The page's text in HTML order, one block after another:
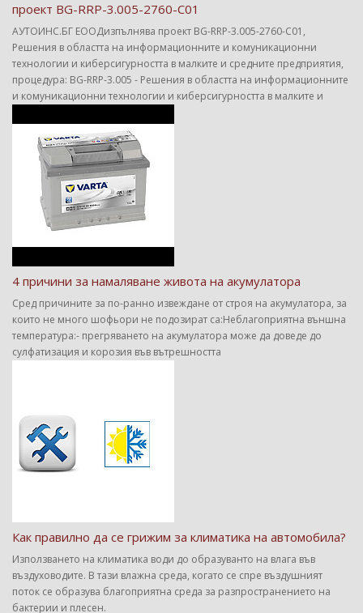
проект BG-RRP-3.005-2760-C01
АУТОИНС.БГ ЕООДизпълнява проект BG-RRP-3.005-2760-C01,
Решения в областта на информационните и комуникационни
технологии и киберсигурността в малките и средните предприятия,
процедура: BG-RRP-3.005 - Решения в областта на информационните
и комуникационни технологии и киберсигурността в малките и
4 причини за намаляване живота на акумулатора
Сред причините за по-ранно извеждане от строя на акумулатора, за
които не много шофьори не подозират са:Неблагоприятна външна
температура:- прегряването на акумулатора може да доведе до
сулфатизация и корозия във вътрешността
Как правилно да се грижим за климатика на автомобила?
Използването на климатика води до образуванто на влага във
въздуховодите. В тази влажна среда, когато се спре въздушният
поток се образува благоприятна среда за разпространението на
бактерии и плесен.